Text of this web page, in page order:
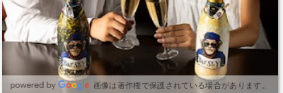
画像は著作権で保護されている場合があります。